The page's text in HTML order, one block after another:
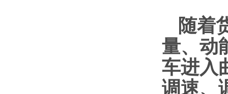
随着
量、动
车进入
调速、